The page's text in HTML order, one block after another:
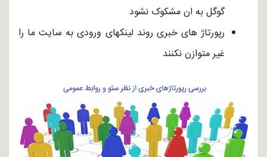
گوگل به ان مشکوک نشود
رپورتاژ های خبری روند لینکهای ورودی به سایت ما را
غیر متوازن نکنند